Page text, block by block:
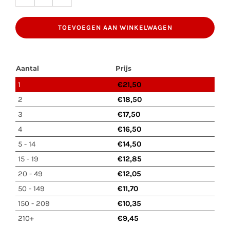
1250Kg
Schort
TOEVOEGEN AAN WINKELWAGEN
Aantal Prijs
1 €21,50
2
€18,50
3
€17,50
4
€16,50
5 - 14
€14,50
15 - 19
€12,85
20 - 49
€12,05
50 - 149
€11,70
150 - 209
€10,35
210+
€9,45